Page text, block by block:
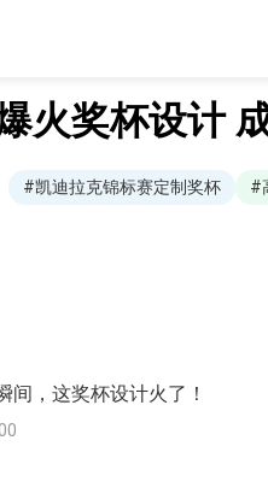
火奖杯设计
#凯迪拉克锦标赛定制奖杯 #
间，这奖杯设计火了！